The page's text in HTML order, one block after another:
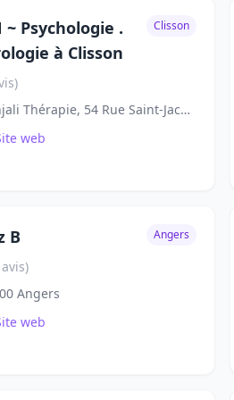
~ Psychologie .
à Clisson
Clisson
Sophie LE BEGIN ~ Anjali Thérapie, 54 Rue Saint-Jacques, 44190 Clisson
web
B Angers
Angers
web